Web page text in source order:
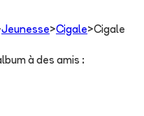
Jeunesse>Cigale>Cigale
à des amis :